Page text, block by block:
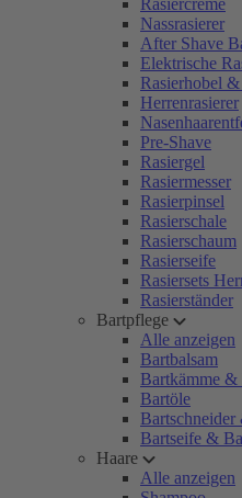
Rasiercreme
Nassrasierer
After Shave
Elektrische
Rasierhobel
Herrenrasierer
Pre-Shave
Rasiergel
Rasiermesser
Rasierpinsel
Rasierschale
Rasierschaum
Rasierseife
Rasiersets
Rasierständer
Bartpflege
Alle anzeigen
Bartbalsam
Bartkämme &
Bartöle
Bartseife &
Haare
Alle anzeigen